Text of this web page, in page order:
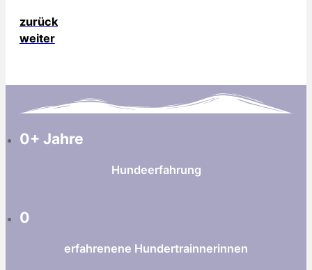
zurück
weiter
0+ Jahre
Hundeerfahrung
0
erfahrenene Hundertrainnerinnen